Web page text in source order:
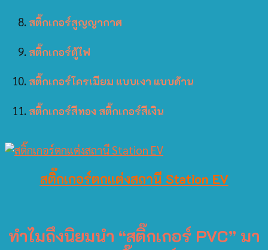
สติ๊กเกอร์สูญญากาศ
สติ๊กเกอร์ตู้ไฟ
สติ๊กเกอร์โครเมียม แบบเงา แบบด้าน
สติ๊กเกอร์สีทอง สติ๊กเกอร์สีเงิน
สติ๊กเกอร์ตกแต่งสถานี Station EV
ทำไมถึงนิยมนำ “สติ๊กเกอร์ PVC” มา